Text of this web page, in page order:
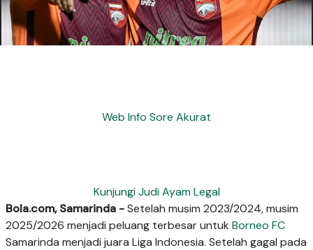
Web Info Sore Akurat
Kunjungi Judi Ayam Legal
Bola.com, Samarinda -Setelah musim 2023/2024, musim
2025/2026 menjadi peluang terbesar untuk Borneo FC
Samarinda menjadi juara Liga Indonesia. Setelah gagal pada